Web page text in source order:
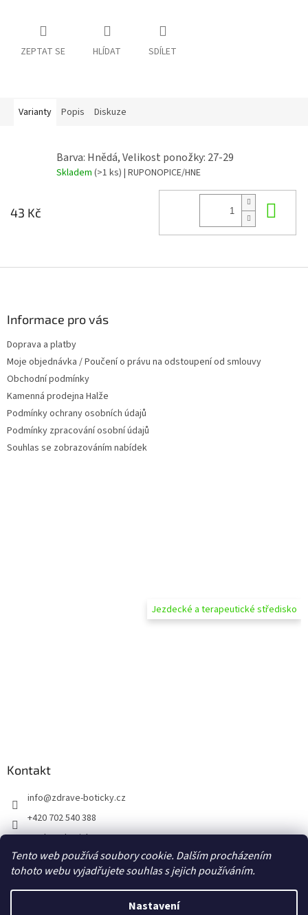
Tento web používá soubory cookie. Dalším procházením
tohoto webu vyjadřujete souhlas s jejich používáním.
Nastavení
ZEPTAT SE HLÍDAT SDÍLET
Varianty Popis Diskuze
Barva: Hnědá, Velikost ponožky: 27-29
Skladem (>1 ks) | RUPONOPICE/HNE
43 Kč
Informace pro vás
Doprava a platby
Moje objednávka / Poučení o právu na odstoupení od smlouvy
Obchodní podmínky
Kamenná prodejna Halže
Podmínky ochrany osobních údajů
Podmínky zpracování osobní údajů
Souhlas se zobrazováním nabídek
Jezdecké a terapeutické středisko
Kontakt
info@zdrave-boticky.cz
+420 702 540 388
@zdraveboticky
zdraveboticky
Vytvořil Shoptet